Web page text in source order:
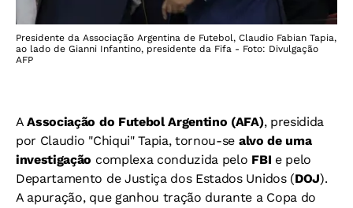
Presidente da Associação Argentina de Futebol, Claudio Fabian Tapia,
ao lado de Gianni Infantino, presidente da Fifa - Foto: Divulgação
AFP
AAssociação do Futebol Argentino (AFA), presidida
por Claudio "Chiqui" Tapia, tornou-se alvo de uma
investigação complexa conduzida pelo FBI e pelo
Departamento de Justiça dos Estados Unidos (DOJ).
A apuração, que ganhou tração durante a Copa do